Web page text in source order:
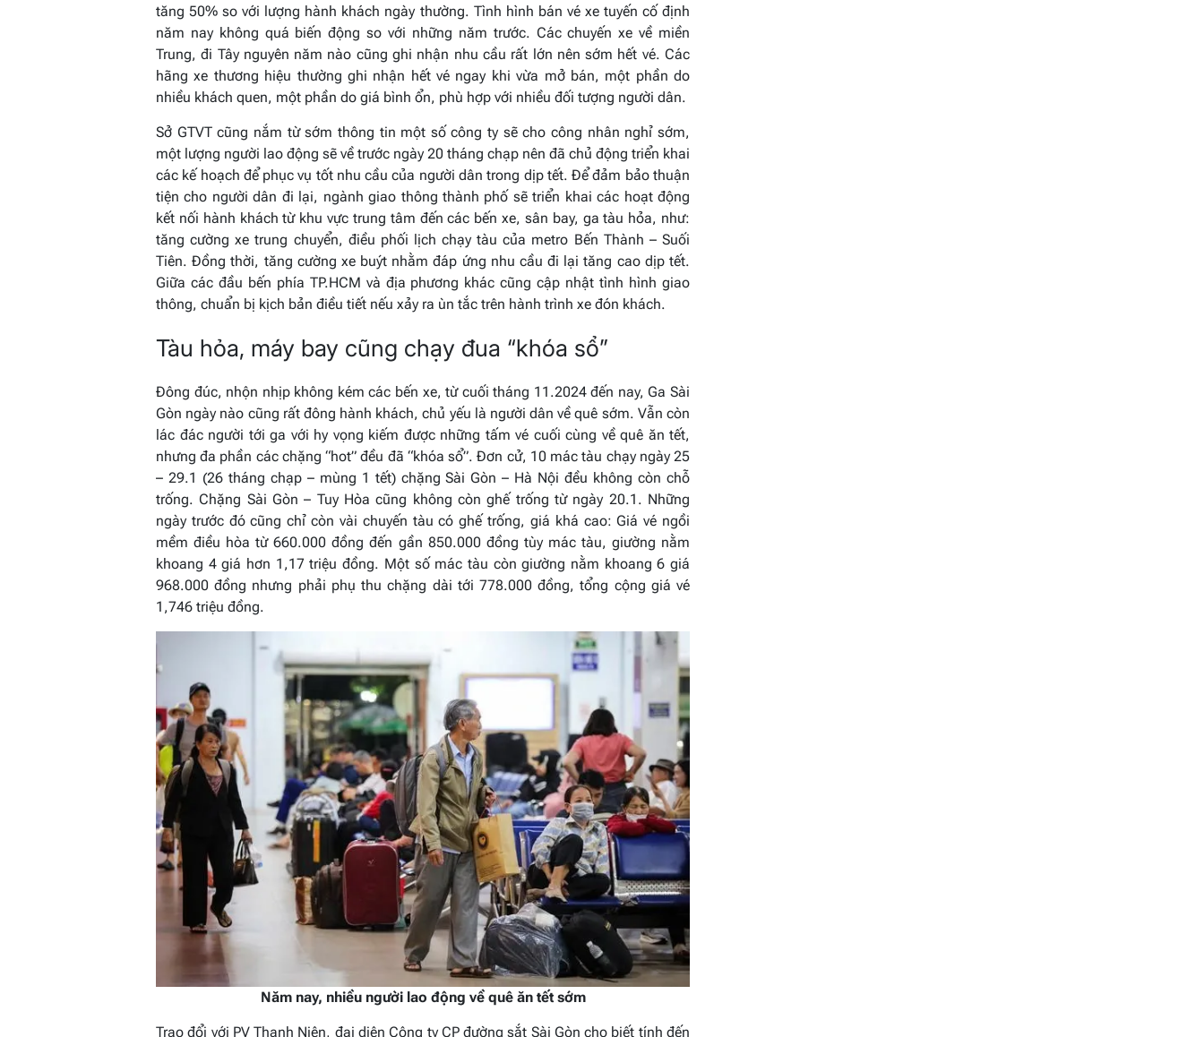
tăng 50% so với lượng hành khách ngày thường. Tình hình bán vé xe tuyến cố định
năm nay không quá biến động so với những năm trước. Các chuyến xe về miền
Trung, đi Tây nguyên năm nào cũng ghi nhận nhu cầu rất lớn nên sớm hết vé. Các
hãng xe thương hiệu thường ghi nhận hết vé ngay khi vừa mở bán, một phần do
nhiều khách quen, một phần do giá bình ổn, phù hợp với nhiều đối tượng người dân.
Sở GTVT cũng nắm từ sớm thông tin một số công ty sẽ cho công nhân nghỉ sớm,
một lượng người lao động sẽ về trước ngày 20 tháng chạp nên đã chủ động triển khai
các kế hoạch để phục vụ tốt nhu cầu của người dân trong dịp tết. Để đảm bảo thuận
tiện cho người dân đi lại, ngành giao thông thành phố sẽ triển khai các hoạt động
kết nối hành khách từ khu vực trung tâm đến các bến xe, sân bay, ga tàu hỏa, như:
tăng cường xe trung chuyển, điều phối lịch chạy tàu của metro Bến Thành – Suối
Tiên. Đồng thời, tăng cường xe buýt nhằm đáp ứng nhu cầu đi lại tăng cao dịp tết.
Giữa các đầu bến phía TP.HCM và địa phương khác cũng cập nhật tình hình giao
thông, chuẩn bị kịch bản điều tiết nếu xảy ra ùn tắc trên hành trình xe đón khách.
Tàu hỏa, máy bay cũng chạy đua “khóa sổ”
Đông đúc, nhộn nhịp không kém các bến xe, từ cuối tháng 11.2024 đến nay, Ga Sài
Gòn ngày nào cũng rất đông hành khách, chủ yếu là người dân về quê sớm. Vẫn còn
lác đác người tới ga với hy vọng kiếm được những tấm vé cuối cùng về quê ăn tết,
nhưng đa phần các chặng “hot” đều đã “khóa sổ”. Đơn cử, 10 mác tàu chạy ngày 25
– 29.1 (26 tháng chạp – mùng 1 tết) chặng Sài Gòn – Hà Nội đều không còn chỗ
trống. Chặng Sài Gòn – Tuy Hòa cũng không còn ghế trống từ ngày 20.1. Những
ngày trước đó cũng chỉ còn vài chuyến tàu có ghế trống, giá khá cao: Giá vé ngồi
mềm điều hòa từ 660.000 đồng đến gần 850.000 đồng tùy mác tàu, giường nằm
khoang 4 giá hơn 1,17 triệu đồng. Một số mác tàu còn giường nằm khoang 6 giá
968.000 đồng nhưng phải phụ thu chặng dài tới 778.000 đồng, tổng cộng giá vé
1,746 triệu đồng.
Năm nay, nhiều người lao động về quê ăn tết sớm
Trao đổi với PVThanh Niên, đại diện Công ty CP đường sắt Sài Gòn cho biết tính đến